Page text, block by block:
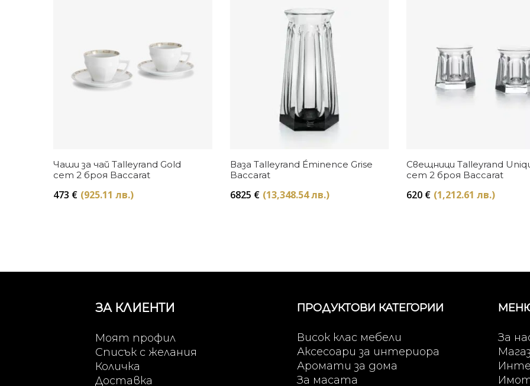
Купи
Чаши за чай Talleyrand Gold
сет 2 броя Baccarat
473 € (925.11 лв.)
Купи
Ваза Talleyrand Éminence Grise
Baccarat
6825 € (13,348.54 лв.)
Купи
Свещници Talleyrand
сет 2 броя Baccarat
620 € (1,212.61 лв.)
ЗА КЛИЕНТИ
Моят профил
Списък с желания
Количка
Доставка
ПРОДУКТОВИ КАТЕГОРИИ
Висок клас мебели
Аксесоари за интериора
Аромати за дома
За масата
За